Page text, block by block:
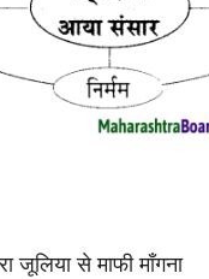
जूलिया से माफी माँगना